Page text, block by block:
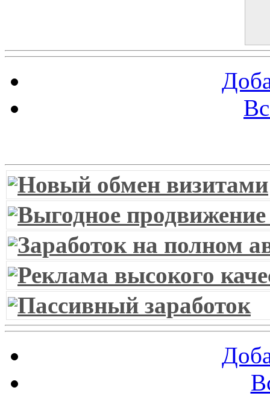
Новый обмен визитами
Выгодное продвижение
Заработок на полном
Реклама высокого
Пассивный заработок